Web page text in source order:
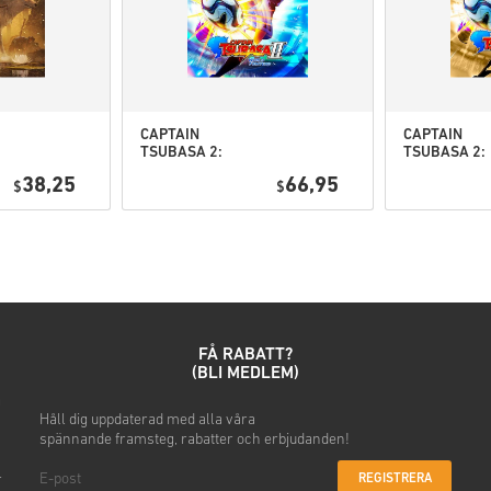
• Välj din produkt
• Ange din e-postadress
• Välj din betalningsmetod
När det är klart får du ett
$38,25
CAPTAIN
TSUBASA 2:
(STEAM) EU
$66,95
CAPTAIN
TSUBASA 2:
Deluxe
FÅ RABATT?
(BLI MEDLEM)
Håll dig uppdaterad med alla våra
spännande framsteg, rabatter och erbjudanden!
REGISTRERA